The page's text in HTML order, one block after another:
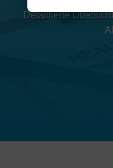
Detaillierte